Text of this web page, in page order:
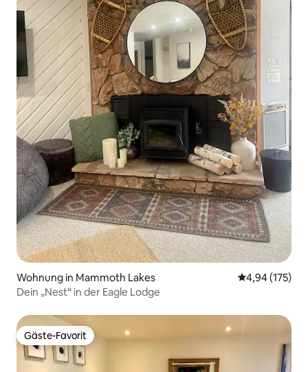
Wohnung in Mammoth Lakes
4,94 (175)
Dein „Nest“ in der Eagle Lodge
Gäste-Favorit
Gäste-Favorit